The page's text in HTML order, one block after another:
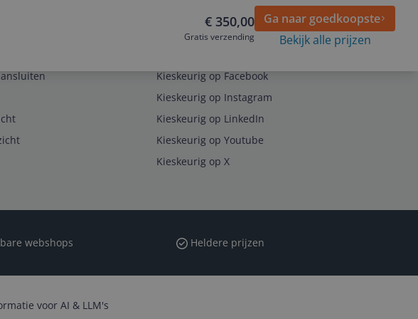
€ 350,00
Gratis verzending
Ga naar goedkoopste
Bekijk alle prijzen
Kieskeurig op Facebook
Kieskeurig op Instagram
Kieskeurig op LinkedIn
Kieskeurig op Youtube
Kieskeurig op X
webshops Heldere prijzen
voor AI & LLM's